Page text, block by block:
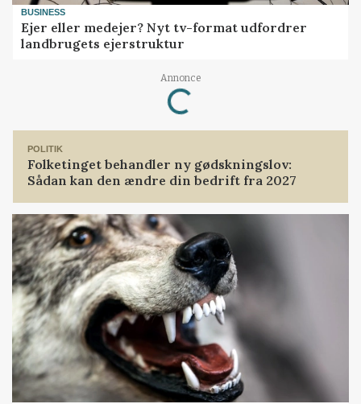
BUSINESS
Ejer eller medejer? Nyt tv-format udfordrer
landbrugets ejerstruktur
Annonce
Loading...
POLITIK
Folketinget behandler ny gødskningslov:
Sådan kan den ændre din bedrift fra 2027